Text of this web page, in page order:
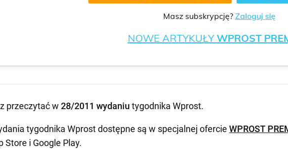
Masz subskrypcję? Zaloguj się
NOWE ARTYKUŁYWPROST
przeczytać w 28/2011 wydaniu tygodnika Wprost.
tygodnika Wprost dostępne są w specjalnej ofercie WPROST
Store i Google Play.